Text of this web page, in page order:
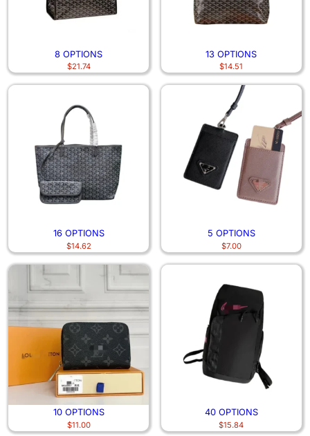
8 OPTIONS
$21.74
13 OPTIONS
$14.51
16 OPTIONS
$14.62
5 OPTIONS
$7.00
10 OPTIONS
$11.00
40 OPTIONS
$15.84